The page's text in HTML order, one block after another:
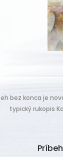
je nová básnická
Kamil Peteraja
Príbeh bez